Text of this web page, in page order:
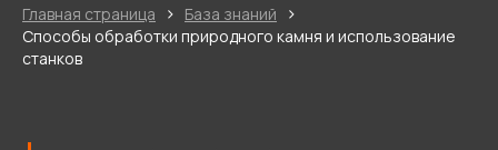
Главная страница › База знаний ›
Способы обработки природного камня и использование
станков